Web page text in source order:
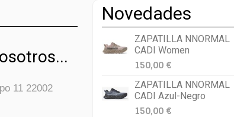
11 22002
Novedades
ZAPATILLA NNORMAL
CADI Women
150,00 €
ZAPATILLA NNORMAL
CADI Azul-Negro
150,00 €